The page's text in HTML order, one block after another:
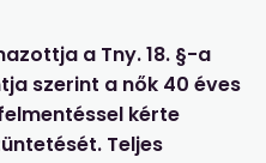
a Tny. 18. §-a
szerint a nők 40 éves
kérte
Teljes